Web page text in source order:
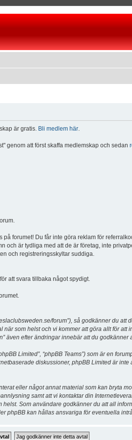
är gratis. Bli medlem här
genom att först skaffa medlemskap och sedan
forumet! Du får inte göra reklam för
och är tydliga med att de är företag, inte
och registreringsskyltar suddiga.
att svara tillbaka något spydigt.
forum”), så godkänner du
som helst och vi kommer att göra allt för att
även efter ändringar innebär att du godkänner
Limited”, “phpBB Teams”) som är en
diskussioner, phpBB Limited är
eller något annat material som kan bryta
samt att vi kontaktar din
Som användare godkänner du att all
phpBB kan hållas ansvariga för eventuella